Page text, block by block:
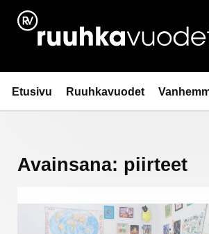
Siirry
sisältöön
Ruuhkavuodet.fi
Etusivu Ruuhkavuodet
Avainsana: piirteet